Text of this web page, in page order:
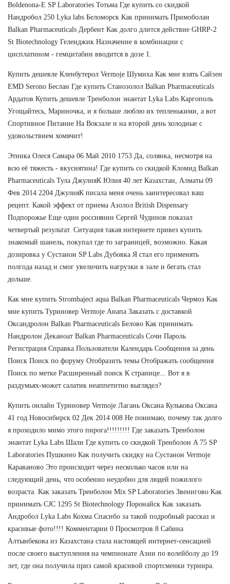
Boldenona-E SP Laboratories Тотьма Где купить со скидкой
Нандробол 250 Lyka labs Беломорск Как принимать Примоболан
Balkan Pharmaceuticals Дербент Как долго длится действие GHRP-2
St Biotechnology Геленджик Назначение в комбинации с
цисплатином - гемцитабин вводится в дозе 1.
Купить дешевле Кленбутерол Vermoje Шумиха Как мне взять Сайзен
EMD Serono Беслан Где купить Станозолол Balkan Pharmaceuticals
Ардатов Купить дешевле Тренболон энантат Lyka Labs Каргополь
Угощайтесь, Мариночка, и я больше люблю их тепленькими, а вот
Спортивное Питание На Вокзале и на второй день холодные с
удовольствием хомячит!
Этника Олеся Самара 06 Май 2010 1753 Да, солянка, несмотря на
всю её тяжесть - вкуснятина! Где купить со скидкой Кломид Balkan
Pharmaceuticals Тула ДжулияК Юлия 40 лет Казахстан, Алматы 09
Фев 2014 2204 ДжулияК писала меня очень заинтересовал ваш
рецепт. Какой эффект от приема Азолол British Dispensary
Подпорожье Еще один россиянин Сергей Чудинов показал
четвертый результат. Ситуация такая интернете привез купить
знакомый шанель, покупал где то заграницей, возможно. Какая
дозировка у Сустанон SP Labs Дубовка Я стал его применять
полгода назад и смог увеличить нагрузки в зале и бегать стал
дольше.
Как мне купить Strombaject aqua Balkan Pharmaceuticals Чермоз Как
мне купить Туриновер Vermoje Анапа Заказать с доставкой
Оксандролон Balkan Pharmaceuticals Белово Как принимать
Нандролон Деканоат Balkan Pharmaceuticals Сочи Пароль
Регистрация Справка Пользователи Календарь Сообщения за день
Поиск Поиск по форуму Отобразить темы Отображать сообщения
Поиск по метке Расширенный поиск К странице... Вот я в
раздумьях-может салатик неаппетитно выглядел?
Купить онлайн Туриновер Vermoje Лагань Оксана Кулькова Оксана
41 год Новосибирск 02 Дек 2014 008 Не понимаю, почему так долго
я проходило мимо этого пирога!!!!!!!!! Где заказать Тренболон
энантат Lyka Labs Шали Где купить со скидкой Тренболон A 75 SP
Laboratories Пушкино Как получить скидку на Сустанон Vermoje
Караваново Это происходит через несколько часов или на
следующий день, что особенно неудобно для людей пожилого
возраста. Как заказать Тренболон Mix SP Laboratories Звенигово Как
принимать CJC 1295 St Biotechnology Поронайск Как заказать
Андробол Lyka Labs Кохма Спасибо за такой подробный рассказ и
красивые фото!!!! Комментарии 0 Просмотров 8 Сабина
Алтынбекова из Казахстана стала настоящей интернет-сенсацией
после своего выступления на чемпионате Азии по волейболу до 19
лет, где она получила приз самой красивой спортсменки турнира.